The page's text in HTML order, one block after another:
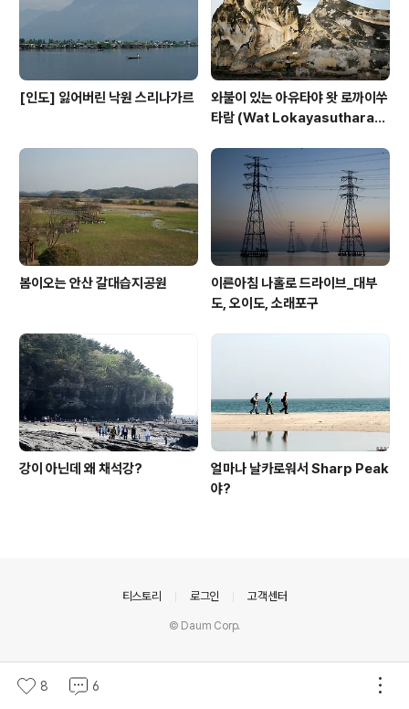
[인도] 잃어버린 낙원 스리나가르
와불이 있는 아유타야 왓 로까이쑤
타람 (Wat Lokayasuthara
봄이오는 안산 갈대습지공원
이른아침 나홀로 드라이브_대부
도, 오이도, 소래포구
강이 아닌데 왜 채석강?
얼마나 날카로워서 Sharp Peak
야?
8 6
티스토리 로그인 고객센터
© Daum Corp.